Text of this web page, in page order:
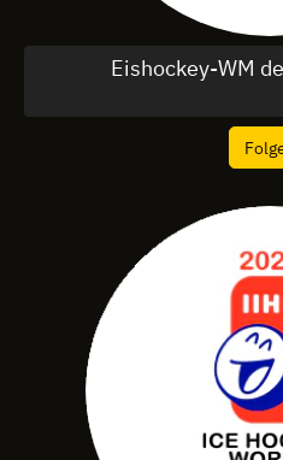
Eishockey-WM